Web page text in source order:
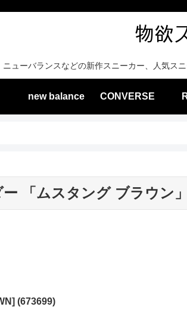
ューバランスなどの新作スニーカー、人気ス
new balance CONVERSE
「ムスタング ブラウン」
(673699)